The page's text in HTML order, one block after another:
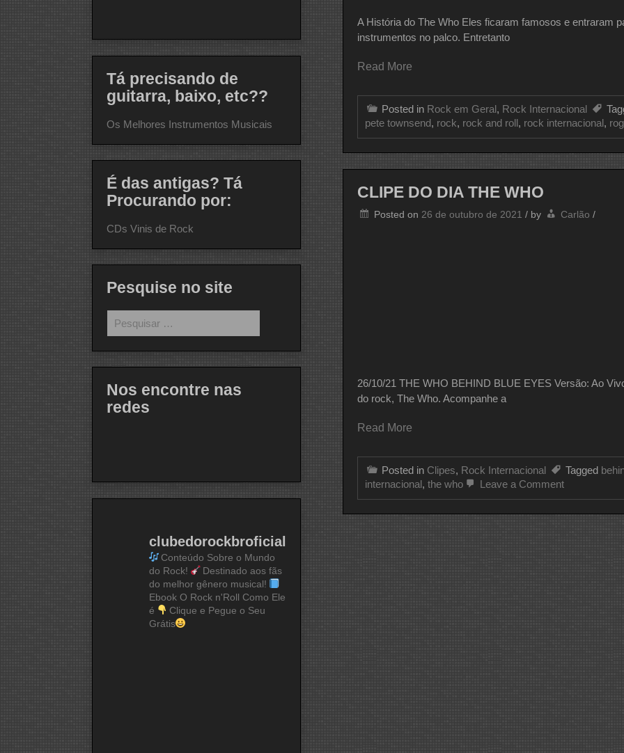
A História do The Who Eles ficaram famosos e entraram
instrumentos no palco. Entretanto
Read More
Posted in Rock em Geral, Rock Internacional
pete townsend, rock, rock and roll, rock internacional,
CLIPE DO DIA THE WHO
Posted on 26 de outubro de 2021 / by Carlão /
26/10/21 THE WHO BEHIND BLUE EYES Versão: Ao
do rock, The Who. Acompanhe a
Read More
Posted in Clipes, Rock Internacional Tagged
internacional, the who Leave a Commenton
Tá precisando de
guitarra, baixo, etc??
Os Melhores Instrumentos Musicais
É das antigas? Tá
Procurando por:
CDs Vinis de Rock
Pesquise no site
por:
Nos encontre nas
redes
clubedorockbroficial
Conteúdo Sobre o Mundo
do Rock!
Destinado aos fãs
do melhor gênero musical!
Ebook O Rock n'Roll Como Ele
é
Clique e Pegue o Seu
Grátis